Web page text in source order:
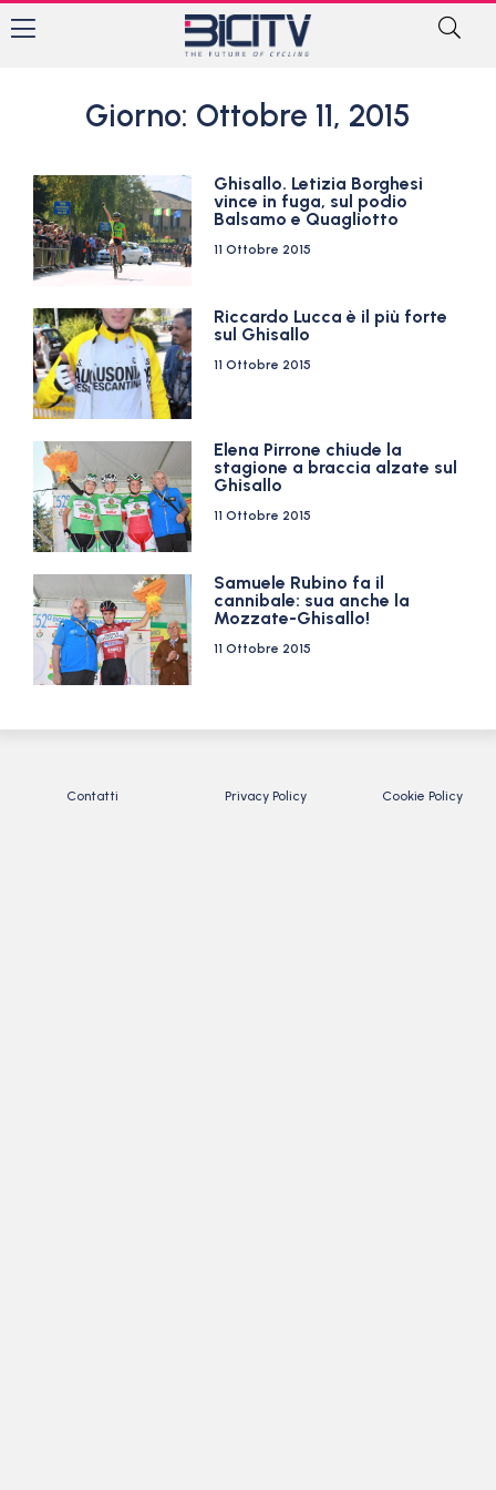
Giorno: Ottobre 11, 2015
Ghisallo. Letizia Borghesi
vince in fuga, sul podio
Balsamo e Quagliotto
11 Ottobre 2015
Riccardo Lucca è il più forte
sul Ghisallo
11 Ottobre 2015
Elena Pirrone chiude la
stagione a braccia alzate sul
Ghisallo
11 Ottobre 2015
Samuele Rubino fa il
cannibale: sua anche la
Mozzate-Ghisallo!
11 Ottobre 2015
Contatti Privacy Policy Cookie Policy